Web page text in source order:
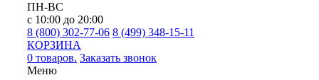
ПН-ВС
с 10:00 до 20:00
8 (800) 302-77-06 8 (499) 348-15-11
КОРЗИНА
0 товаров. Заказать звонок
Меню